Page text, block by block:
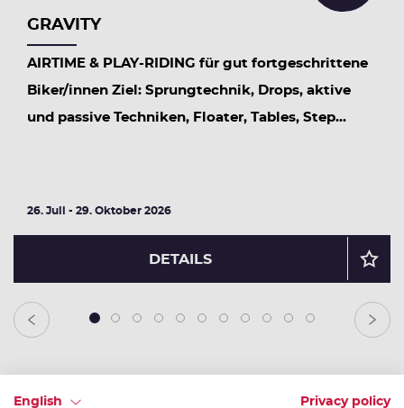
GRAVITY
AIRTIME & PLAY-RIDING für gut fortgeschrittene
Biker/innen Ziel: Sprungtechnik, Drops, aktive
und passive Techniken, Floater, Tables, Step...
26. Juli - 29. Oktober 2026
DETAILS
2 3 4 5 6 7 8 9 10 11
English Privacy policy